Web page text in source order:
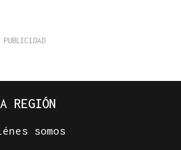
REGIÓN
somos